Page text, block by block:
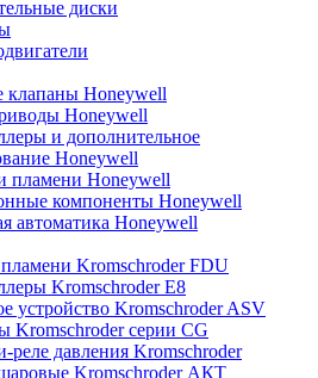
диски
клапаны Honeywell
Honeywell
и дополнительное
Honeywell
пламени Honeywell
компоненты Honeywell
автоматика Honeywell
Kromschroder FDU
Kromschroder E8
устройство Kromschroder ASV
Kromschroder серии CG
реле давления Kromschroder
Kromschroder АКТ